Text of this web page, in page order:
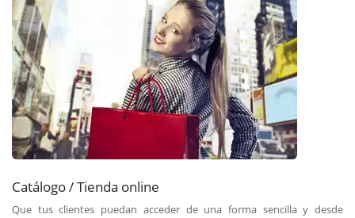
Catálogo / Tienda online
Que tus clientes puedan acceder de una forma sencilla y desde